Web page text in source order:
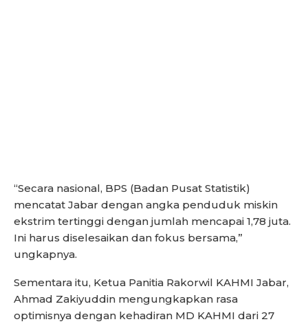
“Secara nasional, BPS (Badan Pusat Statistik)
mencatat Jabar dengan angka penduduk miskin
ekstrim tertinggi dengan jumlah mencapai 1,78 juta.
Ini harus diselesaikan dan fokus bersama,”
ungkapnya.
Sementara itu, Ketua Panitia Rakorwil KAHMI Jabar,
Ahmad Zakiyuddin mengungkapkan rasa
optimisnya dengan kehadiran MD KAHMI dari 27